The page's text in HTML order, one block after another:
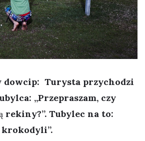
dowcip: Turysta przychodzi
„Przepraszam, czy
rekiny?”. Tubylec na to:
krokodyli”.